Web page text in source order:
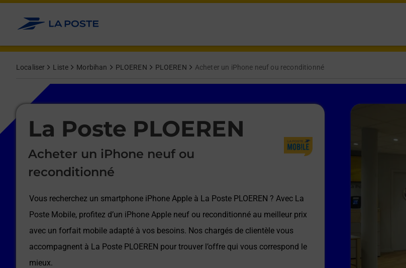
Allez au contenu
Localiser Liste Morbihan PLOEREN PLOEREN Acheter un iPhone neuf ou reconditionné
La Poste PLOEREN
Acheter un iPhone neuf ou
reconditionné
Vous recherchez un smartphone iPhone Apple à La Poste PLOEREN ? Avec La
Poste Mobile, profitez d’un iPhone Apple neuf ou reconditionné au meilleur prix
avec un forfait mobile adapté à vos besoins. Nos chargés de clientèle vous
accompagnent à La Poste PLOEREN pour trouver l’offre qui vous correspond le
mieux.
Le lien s'ouvre dans un nouvel onglet
Le lien s'ouvre dans un nouvel onglet
Afficher ou masquer la réponse
Afficher ou masquer la réponse
Afficher ou masquer la réponse
Afficher ou masquer la réponse
Afficher ou masquer la réponse
Afficher ou masquer la réponse